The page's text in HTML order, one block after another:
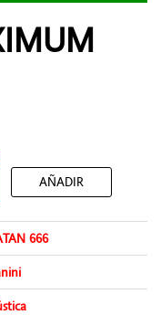
AÑADIR
666